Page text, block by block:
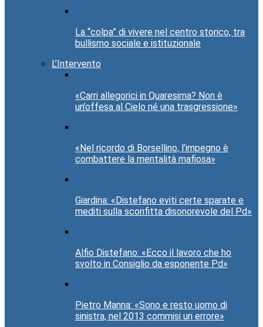
La “colpa” di vivere nel centro storico, tra
bullismo sociale e istituzionale
L’Intervento
«Carri allegorici in Quaresima? Non è
un’offesa al Cielo né una trasgressione»
«Nel ricordo di Borsellino, l’impegno è
combattere la mentalità mafiosa»
Giardina: «Distefano eviti certe sparate e
mediti sulla sconfitta disonorevole del Pd»
Alfio Distefano: «Ecco il lavoro che ho
svolto in Consiglio da esponente Pd»
Pietro Manna: «Sono e resto uomo di
sinistra, nel 2013 commisi un errore»